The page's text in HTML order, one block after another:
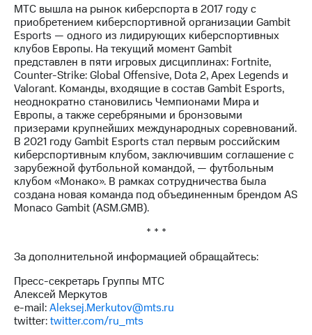
акционеров
Личный
кабинет
акционера
Акционерный
капитал
Контроль
и
аудит
Рынок
акций
Описание
Программа
приобретения
Порядок
Рынок
облигаций
Описание
Еврооблигации-2023
Уведомление
МТС вышла на рынок киберспорта в 2017 году с
приобретением киберспортивной организации Gambit
Esports — одного из лидирующих киберспортивных
клубов Европы. На текущий момент Gambit
представлен в пяти игровых дисциплинах: Fortnite,
Counter-Strike: Global Offensive, Dota 2, Apex Legends и
Valorant. Команды, входящие в состав Gambit Esports,
неоднократно становились Чемпионами Мира и
Европы, а также серебряными и бронзовыми
призерами крупнейших международных соревнований.
В 2021 году Gambit Esports стал первым российским
киберспортивным клубом, заключившим соглашение с
зарубежной футбольной командой, — футбольным
клубом «Монако». В рамках сотрудничества была
создана новая команда под объединенным брендом AS
Monaco Gambit (ASM.GMB).
* * *
За дополнительной информацией обращайтесь:
Пресс-секретарь Группы МТС
Алексей Меркутов
e-mail:Aleksej.Merkutov@mts.ru
twitter:twitter.com/ru_mts